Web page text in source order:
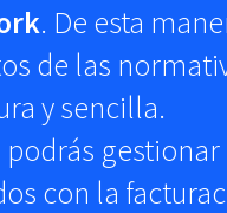
. De esta
de las
y sencilla.
con la